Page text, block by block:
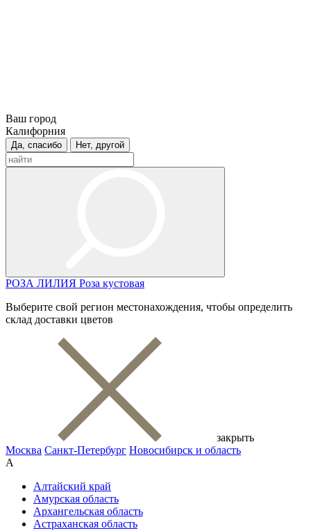
Ваш город
Калифорния
Да, спасибо Нет, другой
РОЗА ЛИЛИЯ Роза кустовая
Выберите свой регион местонахождения, чтобы определить
склад доставки цветов
закрыть
Москва Санкт-Петербург Новосибирск и область
А
Алтайский край
Амурская область
Архангельская область
Астраханская область